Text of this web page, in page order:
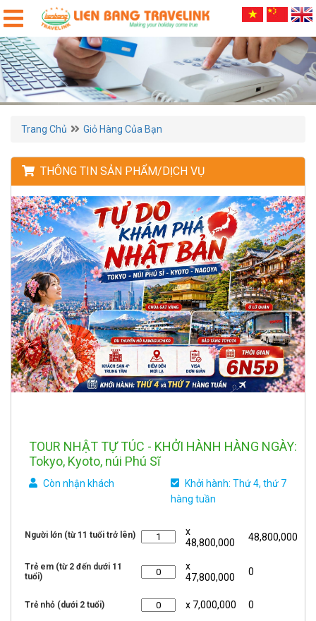
Trang Chủ Giỏ Hàng Của Bạn
THÔNG TIN SẢN PHẨM/DỊCH VỤ
TOUR NHẬT TỰ TÚC - KHỞI HÀNH HÀNG NGÀY:
Tokyo, Kyoto, núi Phú Sĩ
Còn nhận khách
Khởi hành: Thứ 4, thứ 7
hàng tuần
Người lớn (từ 11 tuổi trở lên)
x
48,800,000
48,800,000
Trẻ em (từ 2 đến dưới 11
tuổi)
x
47,800,000
0
Trẻ nhỏ (dưới 2 tuổi) x 7,000,000 0